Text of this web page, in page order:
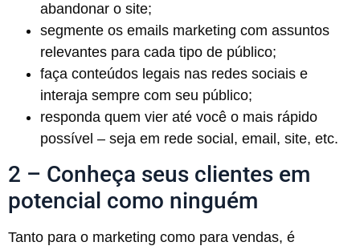
abandonar o site;
segmente os emails marketing com assuntos
relevantes para cada tipo de público;
faça conteúdos legais nas redes sociais e
interaja sempre com seu público;
responda quem vier até você o mais rápido
possível – seja em rede social, email, site, etc.
2 – Conheça seus clientes em
potencial como ninguém
Tanto para o marketing como para vendas, é